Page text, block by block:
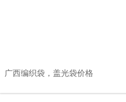
广西编织袋，盖光袋价格